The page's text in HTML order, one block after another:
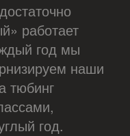
работает
год мы
наши
тюбинг
год.